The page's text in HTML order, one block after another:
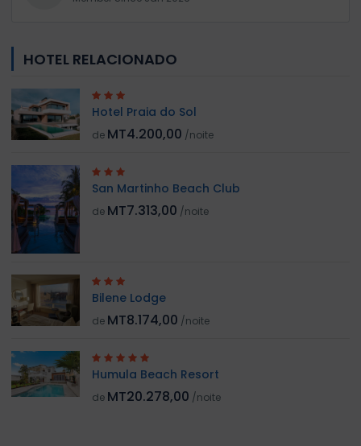
HOTEL RELACIONADO
Hotel Praia do Sol
de MT4.200,00 /noite
San Martinho Beach Club
de MT7.313,00 /noite
Bilene Lodge
de MT8.174,00 /noite
Humula Beach Resort
de MT20.278,00 /noite